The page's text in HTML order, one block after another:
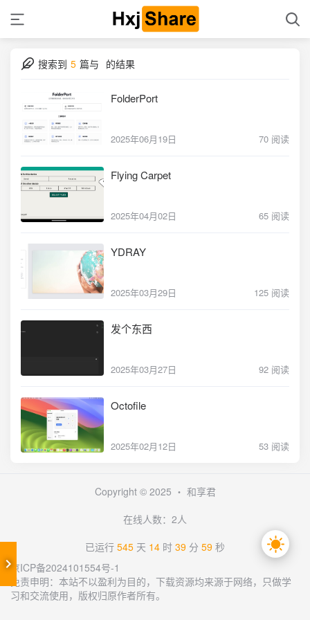
搜索到 5 篇与 的结果
FolderPort
2025年06月19日 70 阅读
Flying Carpet
2025年04月02日 65 阅读
YDRAY
2025年03月29日 125 阅读
发个东西
2025年03月27日 92 阅读
Octofile
2025年02月12日 53 阅读
Copyright © 2025 ・ 和享君
在线人数：2人
已运行 545 天 14 时 39 分 59 秒
京ICP备2024101554号-1
免责申明：本站不以盈利为目的，下载资源均来源于网络，只做学
习和交流使用，版权归原作者所有。